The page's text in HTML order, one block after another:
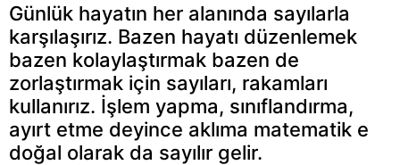
Günlük hayatın her alanında sayılarla
karşılaşırız. Bazen hayatı düzenlemek
bazen kolaylaştırmak bazen de
zorlaştırmak için sayıları, rakamları
kullanırız. İşlem yapma, sınıflandırma,
ayırt etme deyince aklıma matematik e
doğal olarak da sayılır gelir.